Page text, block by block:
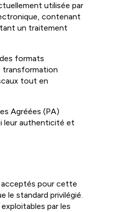
utilisée par
contenant
un traitement
formats
transformation
tout en
Agréées (PA)
leur authenticité et
acceptés pour cette
le standard privilégié.
par les